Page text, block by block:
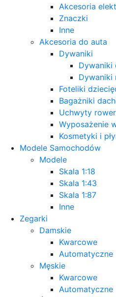
Akcesoria
Znaczki
Inne
Akcesoria do auta
Dywaniki
Dywaniki
Dywaniki
Foteliki
Bagażniki
Uchwyty
Wyposażenie
Kosmetyki i
Modele Samochodów
Modele
Skala 1:18
Skala 1:43
Skala 1:87
Inne
Zegarki
Damskie
Kwarcowe
Automatyczne
Męskie
Kwarcowe
Automatyczne